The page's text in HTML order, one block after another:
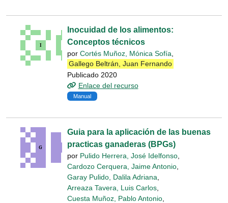
Inocuidad de los alimentos:
Conceptos técnicos
por Cortés Muñoz, Mónica Sofía
Gallego Beltrán, Juan Fernando
Publicado 2020
Enlace del recurso
Manual
Guia para la aplicación de las buenas
practicas ganaderas (BPGs)
por Pulido Herrera, José Idelfonso
Cardozo Cerquera, Jaime Antonio
Garay Pulido, Dalila Adriana
Arreaza Tavera, Luis Carlos
Cuesta Muñoz, Pablo Antonio